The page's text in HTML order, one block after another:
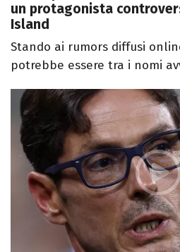
un protagonista
Island
Stando ai rumors diffusi
potrebbe essere tra i nomi